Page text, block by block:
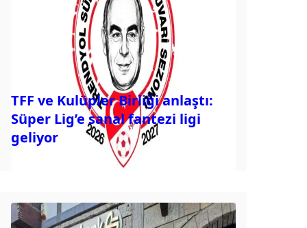
TFF ve Kulüpler Birliği anlaştı:
Süper Lig’e sanal fantezi ligi
geliyor